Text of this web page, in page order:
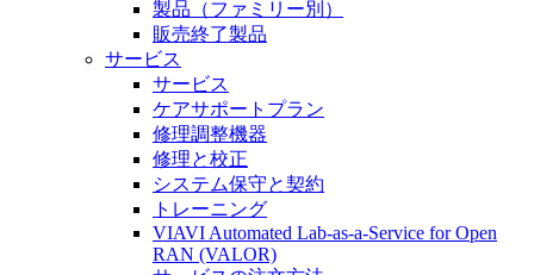
製品（ファミリー別）
販売終了製品
サービス
サービス
ケアサポートプラン
修理調整機器
修理と校正
システム保守と契約
トレーニング
VIAVI Automated Lab-as-a-Service for Open
RAN (VALOR)